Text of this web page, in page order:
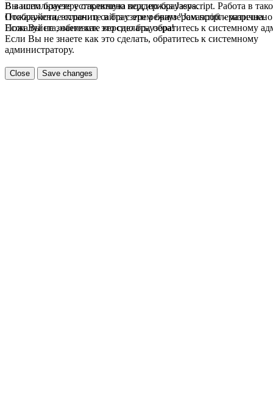
В вашем браузере отключена поддержка Jasvscript. Работа в
Пожалуйста, включите в браузере режим "Javascript -
Если Вы не знаете как это сделать, обратитесь к системному
Вы используете устаревшую версию браузера.
Отображение страниц сайта с этим браузером проблематична.
Пожалуйста, обновите версию браузера!
Если Вы не знаете как это сделать, обратитесь к системному
администратору.
Close Save changes